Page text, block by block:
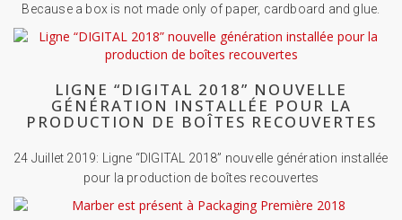
Because a box is not made only of paper, cardboard and glue.
LIGNE “DIGITAL 2018” NOUVELLE
GÉNÉRATION INSTALLÉE POUR LA
PRODUCTION DE BOÎTES RECOUVERTES
24 Juillet 2019: Ligne “DIGITAL 2018” nouvelle génération installée
pour la production de boîtes recouvertes